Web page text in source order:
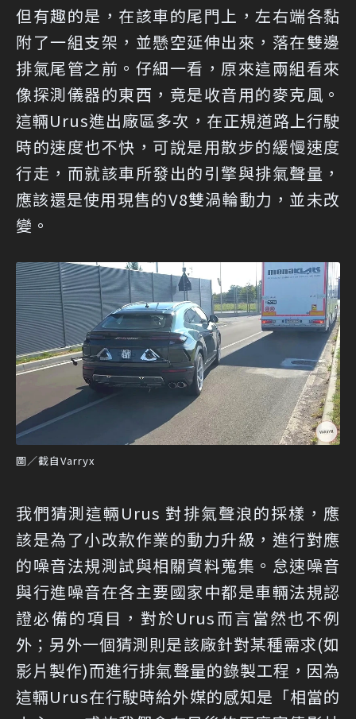
但有趣的是，在該車的尾門上，左右端各黏
附了一組支架，並懸空延伸出來，落在雙邊
排氣尾管之前。仔細一看，原來這兩組看來
像探測儀器的東西，竟是收音用的麥克風。
這輛Urus進出廠區多次，在正規道路上行駛
時的速度也不快，可說是用散步的緩慢速度
行走，而就該車所發出的引擎與排氣聲量，
應該還是使用現售的V8雙渦輪動力，並未改
變。
圖／截自Varryx
我們猜測這輛Urus 對排氣聲浪的採樣，應
該是為了小改款作業的動力升級，進行對應
的噪音法規測試與相關資料蒐集。怠速噪音
與行進噪音在各主要國家中都是車輛法規認
證必備的項目，對於Urus而言當然也不例
外；另外一個猜測則是該廠針對某種需求(如
影片製作)而進行排氣聲量的錄製工程，因為
這輛Urus在行駛時給外媒的感知是「相當的